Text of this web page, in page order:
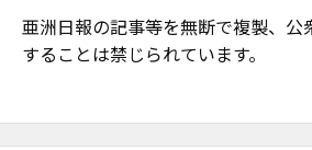
亜洲日報の記事等を無断で複製、公
することは禁じられています。